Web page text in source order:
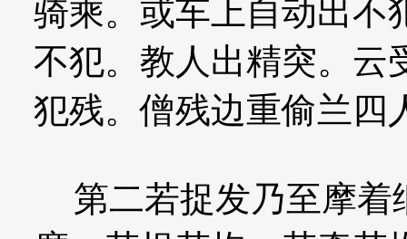
骑乘。或车上自动出不
不犯。教人出精突。云
犯残。僧残边重偷兰四
第二若捉发乃至摩着